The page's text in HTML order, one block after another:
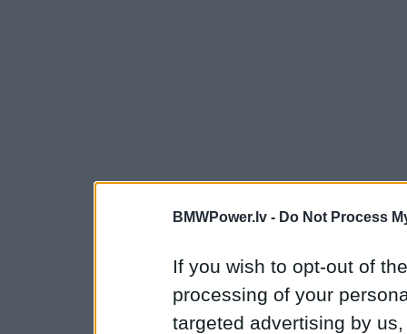
BMWPower.lv - Do Not Process
If you wish to opt-out of
processing of your
targeted advertising by